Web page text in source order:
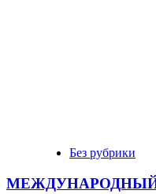
Без рубрики
МЕЖДУНАРОДНЫЙ